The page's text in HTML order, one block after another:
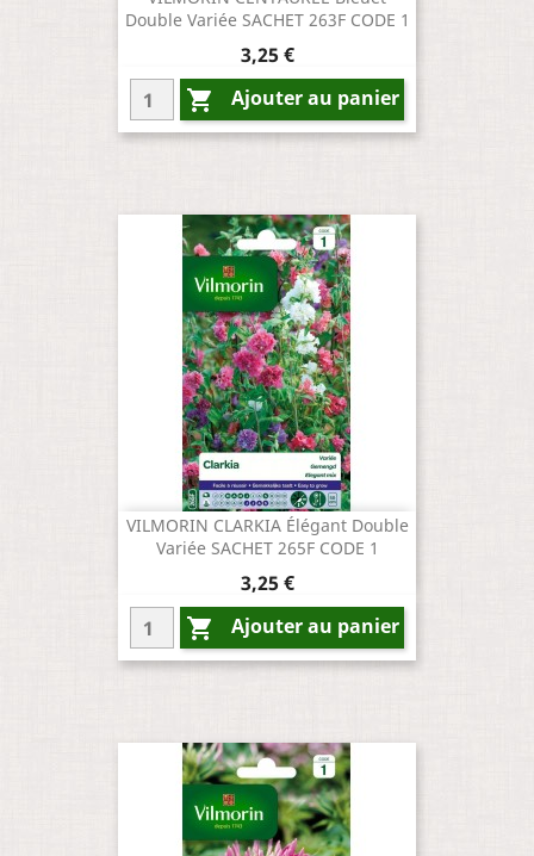
Double Variée SACHET 263F CODE 1
Prix
3,25 €
 Ajouter au panier
VILMORIN CLARKIA Élégant Double
Variée SACHET 265F CODE 1
Prix
3,25 €
 Ajouter au panier